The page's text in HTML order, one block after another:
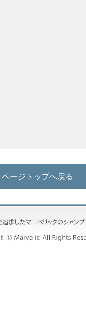
ページトップへ戻る